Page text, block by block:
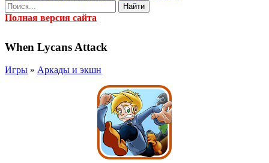
Найти
Полная версия сайта
When Lycans Attack
Игры » Аркады и экшн